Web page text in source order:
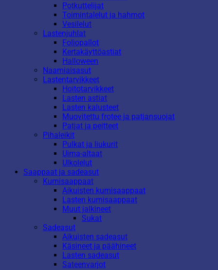
Potkuttelijat
Toimintalelut ja hahmot
Vesilelut
Lastenjuhlat
Foliopallot
Kertakäyttöastiat
Halloween
Naamiaisasut
Lastentarvikkeet
Hoitotarvikkeet
Lasten astiat
Lasten kalusteet
Muovitettu frotee ja patjansuojat
Patjat ja peitteet
Pihaleikit
Pulkat ja liukurit
Uima-altaat
Ulkolelut
Saappaat ja sadeasut
Kumisaappaat
Aikuisten kumisaappaat
Lasten kumisaappaat
Muut jalkineet
Sukat
Sadeasut
Aikuisten sadeasut
Käsineet ja päähineet
Lasten sadeasut
Sateenvarjot